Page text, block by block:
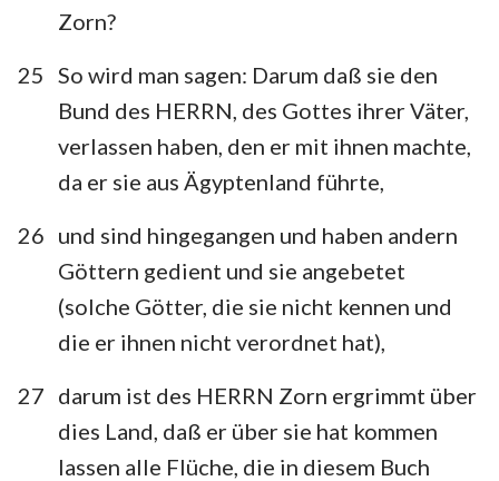
Zorn?
25 So wird man sagen: Darum daß sie den
Bund des HERRN, des Gottes ihrer Väter,
verlassen haben, den er mit ihnen machte,
da er sie aus Ägyptenland führte,
26 und sind hingegangen und haben andern
Göttern gedient und sie angebetet
(solche Götter, die sie nicht kennen und
die er ihnen nicht verordnet hat),
27 darum ist des HERRN Zorn ergrimmt über
dies Land, daß er über sie hat kommen
lassen alle Flüche, die in diesem Buch